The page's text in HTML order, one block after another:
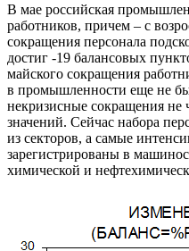
В мае российская
работников, причем – с
сокращения персонала
достиг -19 балансовых
майского сокращения
в промышленности еще не
некризисные сокращения не
значений. Сейчас набора
из секторов, а самые
зарегистрированы в
химической и